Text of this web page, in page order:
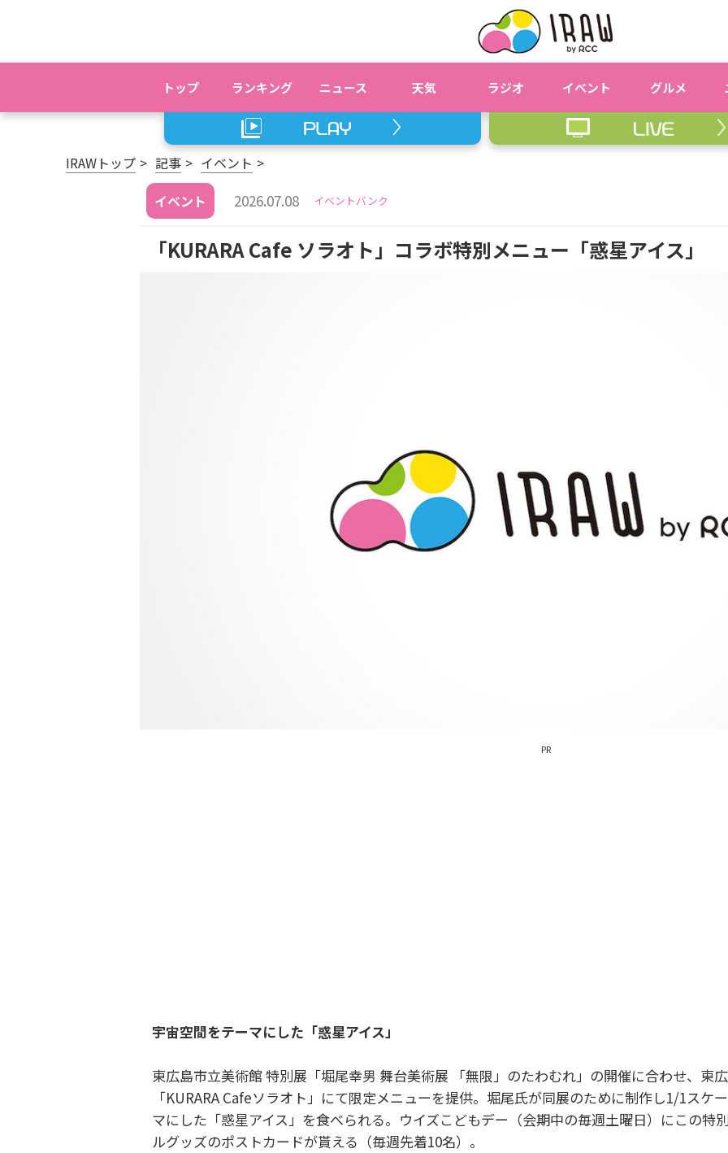
トップ ランキング ニュース 天気 ラジオ イベント グルメ
IRAWトップ 記事
イベント
イベント
2026.07.08 イベントバンク
「KURARA Cafe ソラオト」コラボ特別メニュー「惑星アイス」
PR
宇宙空間をテーマにした「惑星アイス」
東広島市立美術館 特別展「堀尾幸男 舞台美術展 「無限」のたわむれ」の開催に合わせ、東
「KURARA Cafeソラオト」にて限定メニューを提供。堀尾氏が同展のために制作し1/1スケ
マにした「惑星アイス」を食べられる。ウイズこどもデー（会期中の毎週土曜日）にこの特
ルグッズのポストカードが貰える（毎週先着10名）。